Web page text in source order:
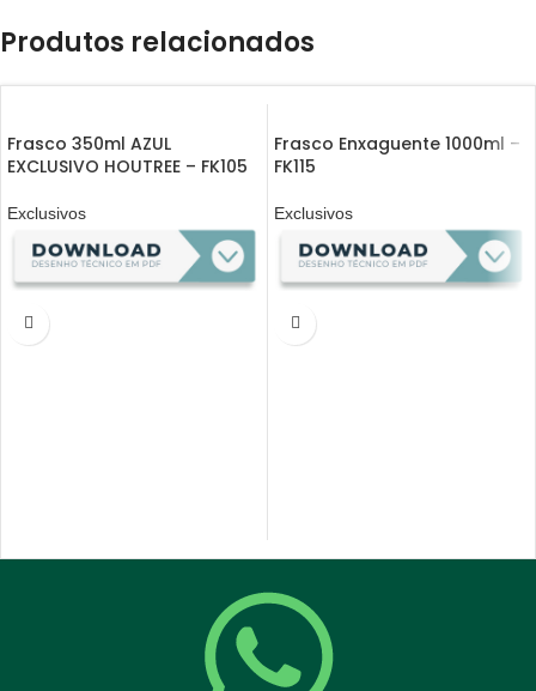
Produtos relacionados
Frasco 350ml AZUL
EXCLUSIVO HOUTREE – FK105
Exclusivos
Frasco Enxaguente 1000ml –
FK115
Exclusivos